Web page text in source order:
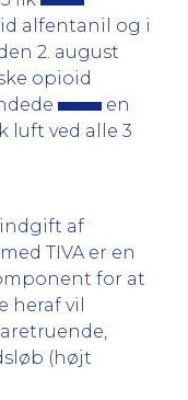
alfentanil og i
2. august
opioid
en
ved alle 3
af
TIVA er en
for at
heraf vil
(højt